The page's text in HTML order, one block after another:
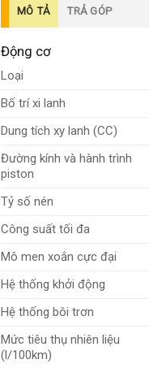
MÔ TẢ TRẢ GÓP
Động cơ
Loại
Bố trí xi lanh
Dung tích xy lanh (CC)
Đường kính và hành trình
piston
Tỷ số nén
Công suất tối đa
Mô men xoắn cực đại
Hệ thống khởi động
Hệ thống bôi trơn
Mức tiêu thụ nhiên liệu
(l/100km)